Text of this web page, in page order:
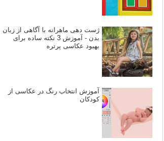
ژست دهی ماهرانه با آگاهی از زبان
بدن - آموزش 3 نکته ساده برای
بهبود عکاسی پرتره
آموزش انتخاب رنگ در عکاسی از
کودکان